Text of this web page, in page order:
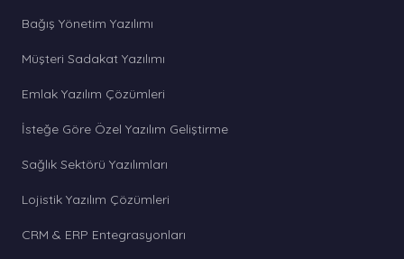
Bağış Yönetim Yazılımı
Müşteri Sadakat Yazılımı
Emlak Yazılım Çözümleri
İsteğe Göre Özel Yazılım Geliştirme
Sağlık Sektörü Yazılımları
Lojistik Yazılım Çözümleri
CRM & ERP Entegrasyonları